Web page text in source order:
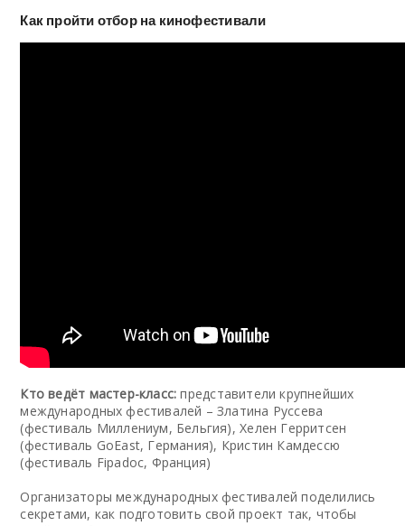
Как пройти отборна кинофестивали
Кто ведёт мастер-класс: представители крупнейших
международных фестивалей – Златина Руссева
(фестиваль Миллениум, Бельгия), Хелен Герритсен
(фестиваль GoEast, Германия), Кристин Камдессю
(фестиваль Fipadoc, Франция)
Организаторы международных фестивалей поделились
секретами, как подготовить свой проект так, чтобы